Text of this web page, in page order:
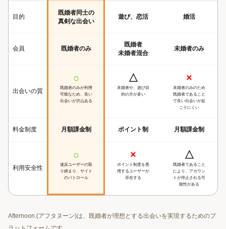
目的
既婚者同士の
真剣な出会い
遊び、恋活 婚活
会員 既婚者のみ
既婚者
未婚者混合
未婚者のみ
出会いの質
○
既婚者のみが利用
可能なため、良い
出会いが沢山ある
△
未婚者や、遊び目
的の方が多い
×
未婚者のみのため
既婚者であること
で良い出会いが起
こりにくい
料金制度 月額課金制 ポイント制 月額課金制
利用安全性
○
違反ユーザーの取
り締まり、サイト
のパトロール
×
ポイント制度を悪
用するユーザーが
存在する
△
既婚者であること
により、アカウン
トが停止される可
能性がある
Afternoon.(アフタヌーン)は、既婚者が理想とする出会いを実現するためのプ